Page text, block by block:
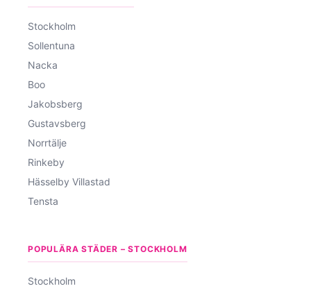
Stockholm
Sollentuna
Nacka
Boo
Jakobsberg
Gustavsberg
Norrtälje
Rinkeby
Hässelby Villastad
Tensta
POPULÄRA STÄDER – STOCKHOLM
Stockholm